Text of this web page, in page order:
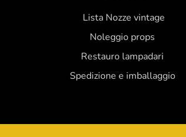
Lista Nozze vintage
Noleggio props
Restauro lampadari
Spedizione e imballaggio